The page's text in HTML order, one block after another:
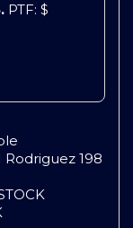
PTF: $
198